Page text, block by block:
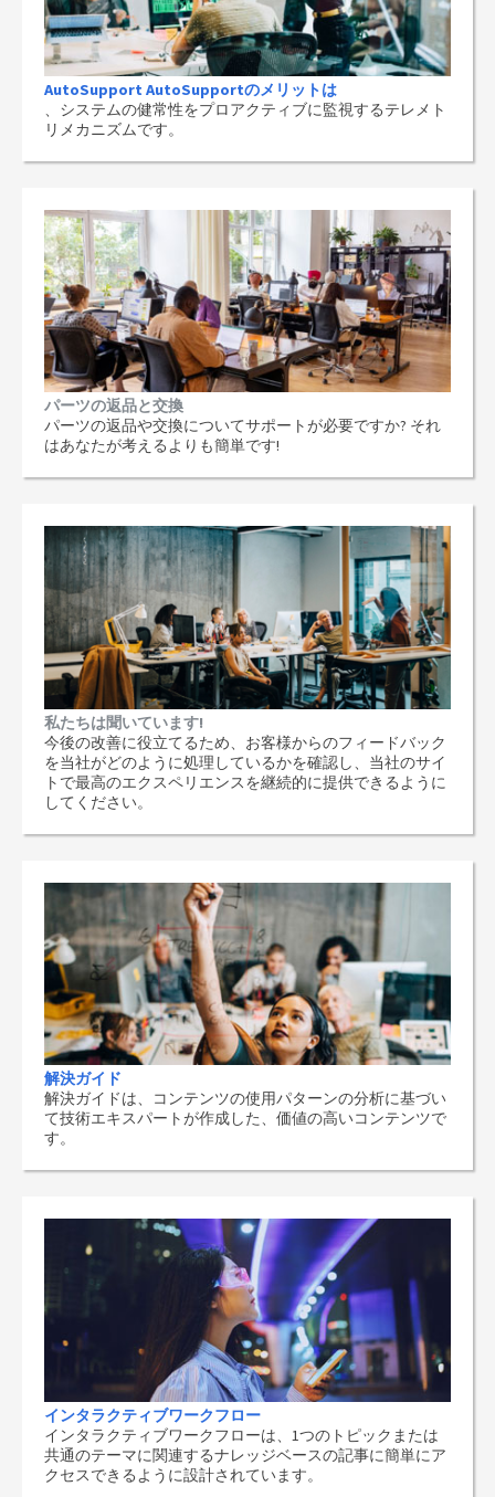
AutoSupport AutoSupportのメリットは
、システムの健常性をプロアクティブに監視するテレメト
リメカニズムです。
パーツの返品と交換
パーツの返品や交換についてサポートが必要ですか? それ
はあなたが考えるよりも簡単です!
私たちは聞いています!
今後の改善に役立てるため、お客様からのフィードバック
を当社がどのように処理しているかを確認し、当社のサイ
トで最高のエクスペリエンスを継続的に提供できるように
してください。
解決ガイド
解決ガイドは、コンテンツの使用パターンの分析に基づい
て技術エキスパートが作成した、価値の高いコンテンツで
す。
インタラクティブワークフロー
インタラクティブワークフローは、1つのトピックまたは
共通のテーマに関連するナレッジベースの記事に簡単にア
クセスできるように設計されています。